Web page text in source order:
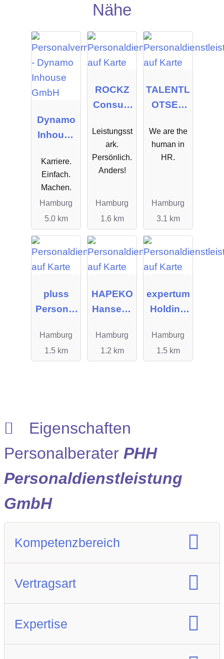
Nähe
Dynamo
Inhouse
Karriere.
Einfach.
Machen.
Hamburg
5.0 km
ROCKZ
Consulti
Leistungsst
ark.
Persönlich.
Anders!
Hamburg
1.6 km
TALENTL
OTSEN
We are the
human in
HR.
Hamburg
3.1 km
pluss
Personal
ment
GmbH
Hamburg
1.5 km
HAPEKO
Hanseati
Personal
kontor
Hamburg
1.2 km
expertum
Holding
Hamburg
1.5 km
Eigenschaften
Personalberater PHH
Personaldienstleistung
GmbH
Kompetenzbereich
Gesundheitswesen
Vertragsart
Arbeitnehmerüberlassung
Expertise